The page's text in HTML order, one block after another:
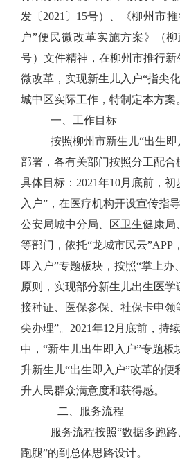
发〔 2021 〕 15号）、《柳州市
户”便民微改革实施方案》（柳
号）文件精神，在柳州市推行新
微改革，实现新生儿入户“指尖
城中区实际工作，特制定本方案
一、工作目标
按照柳州市新生儿“出生
部署，各有关部门按照分工配合
具体目标： 2021年10月底前，
入户” ，在医疗机构开设宣传指
公安局城中分局、区卫生健康局
等部门，依托“龙城市民云”APP
即入户”专题板块，按照“掌上办
原则，实现部分新生儿出生医
接种证、医保参保、社保卡申领
尖办理”。 2021年12 月底前，持
中，“新生儿出生即入户”专题板
升新生儿“出生即入户”改革的便
升人民群众满意度和获得感。
二、服务流程
服务流程按照“数据多跑
跑腿”的到总体思路设计。